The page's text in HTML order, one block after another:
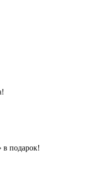
в подарок!